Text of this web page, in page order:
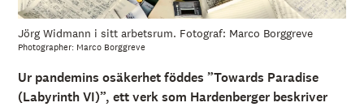
Jörg Widmann i sitt arbetsrum. Fotograf: Marco Borggreve
Photographer: Marco Borggreve
Ur pandemins osäkerhet föddes ”Towards Paradise
(Labyrinth VI)”, ett verk som Hardenberger beskriver